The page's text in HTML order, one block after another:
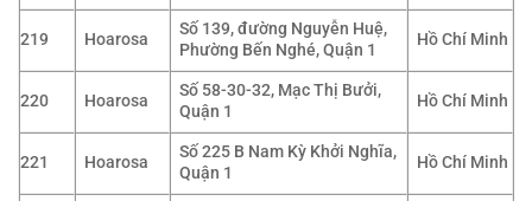
219 Hoarosa
Số 139, đường Nguyễn Huệ,
Phường Bến Nghé, Quận 1
Hồ Chí Minh
220 Hoarosa
Số 58-30-32, Mạc Thị Bưởi,
Quận 1
Hồ Chí Minh
221 Hoarosa
Số 225 B Nam Kỳ Khởi Nghĩa,
Quận 1
Hồ Chí Minh